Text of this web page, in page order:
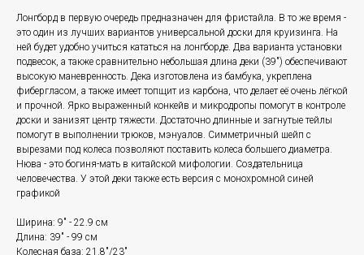
Лонгборд в первую очередь предназначен для фристайла. В то же время -
это один из лучших вариантов универсальной доски для круизинга. На
ней будет удобно учиться кататься на лонгборде. Два варианта установки
подвесок, а также сравнительно небольшая длина деки (39") обеспечивают
высокую маневренность. Дека изготовлена из бамбука, укреплена
фибергласом, а также имеет топщит из карбона, что делает её очень лёгкой
и прочной. Ярко выраженный конкейв и микродропы помогут в контроле
доски и занизят центр тяжести. Достаточно длинные и загнутые тейлы
помогут в выполнении трюков, мэнуалов. Симметричный шейп с
вырезами под колеса позволяют поставить колеса большего диаметра.
Нюва - это богиня-мать в китайской мифологии. Создательница
человечества. У этой деки также есть версия с монохромной синей
графикой
Ширина: 9" - 22.9 см
Длина: 39" - 99 см
Колесная база: 21.8"/23"